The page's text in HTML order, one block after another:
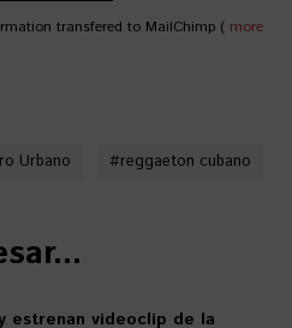
transfered to MailChimp ( more
Urbano #reggaeton cubano
estrenan videoclip de la